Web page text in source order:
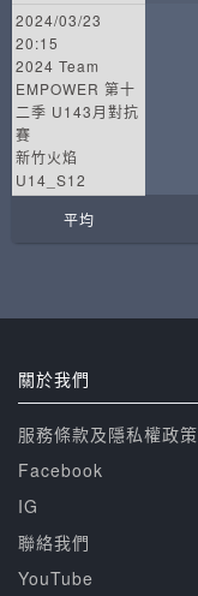
2024/03/23
20:15
2024 Team
EMPOWER 第十
二季 U143月對抗
賽
新竹火焰
U14_S12
平均
關於我們
服務條款及隱私權政策
Facebook
IG
聯絡我們
YouTube